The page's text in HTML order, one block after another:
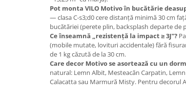
Pot monta VILO Motivo în bucătărie
— clasa C-s3;d0 cere distanță minimă 30 cm
bucătăriei (perete plin, backsplash departe
Ce înseamnă „rezistență la impact ≥ 3J"?
(mobile mutate, lovituri accidentale) fără
de 1 kg căzută de la 30 cm.
Care decor Motivo se asortează cu un
natural: Lemn Albit, Mesteacăn Carpatin,
Calacatta sau Marmură Misty. Pentru decorul